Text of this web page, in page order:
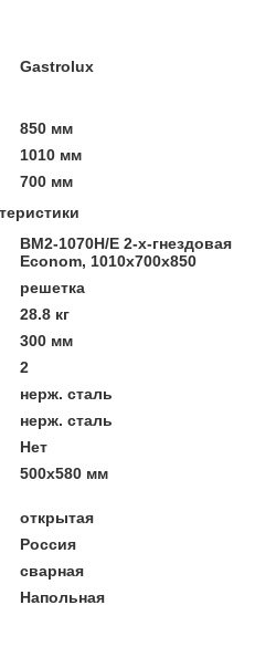
Gastrolux
850 мм
1010 мм
700 мм
ВМ2-1070Н/Е 2-x-гнездовая
Econom, 1010х700х850
решетка
28.8 кг
300 мм
2
нерж. сталь
нерж. сталь
Нет
500х580 мм
открытая
Россия
сварная
Напольная